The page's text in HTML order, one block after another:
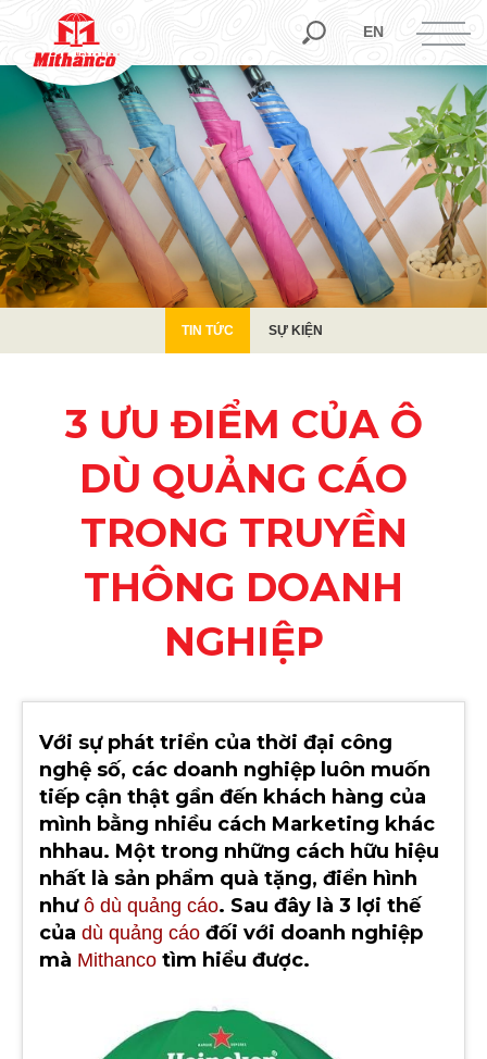
EN
SỰ KIỆN
TIN TỨC SỰ KIỆN
3 ƯU ĐIỂM CỦA Ô
DÙ QUẢNG CÁO
TRONG TRUYỀN
THÔNG DOANH
NGHIỆP
Với sự phát triển của thời đại công
nghệ số, các doanh nghiệp luôn muốn
tiếp cận thật gần đến khách hàng của
mình bằng nhiều cách Marketing khác
nhhau. Một trong những cách hữu hiệu
nhất là sản phẩm quà tặng, điển hình
như ô dù quảng cáo. Sau đây là 3 lợi thế
của dù quảng cáo đối với doanh nghiệp
mà Mithanco tìm hiểu được.